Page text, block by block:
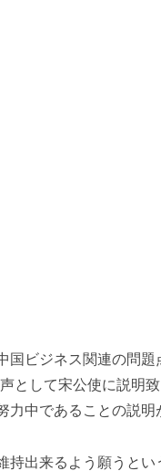
国ビジネス関連の問題
として宋公使に説明
中であることの説明
出来るよう願うとい